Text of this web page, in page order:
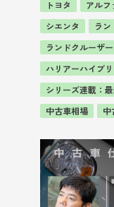
トヨタ アルフ
シエンタ
ラ
ランドクルーザ
ハリアーハイブ
シリーズ連載：
中古車相場
中